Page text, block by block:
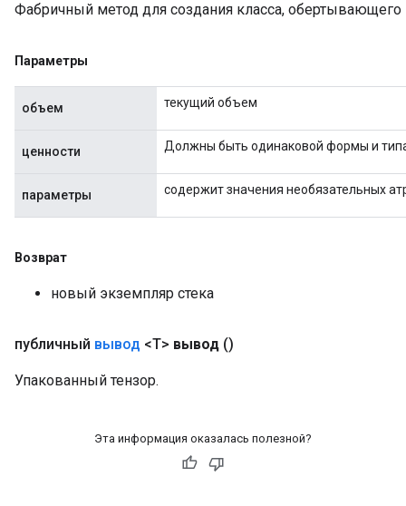
Фабричный метод для создания класса,
Параметры
объем текущий объем
ценности Должны быть одинаковой формы и
параметры содержит значения необязательных
Возврат
новый экземпляр стека
публичный вывод <T> вывод ()
Упакованный тензор.
Эта информация оказалась полезной?